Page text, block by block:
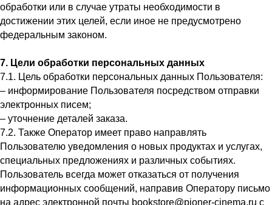
обработки или в случае утраты необходимости в
достижении этих целей, если иное не предусмотрено
федеральным законом.
7. Цели обработки персональных данных
7.1. Цель обработки персональных данных Пользователя:
– информирование Пользователя посредством отправки
электронных писем;
– уточнение деталей заказа.
7.2. Также Оператор имеет право направлять
Пользователю уведомления о новых продуктах и услугах,
специальных предложениях и различных событиях.
Пользователь всегда может отказаться от получения
информационных сообщений, направив Оператору письмо
на адрес электронной почты bookstore@pioner-cinema.ru с